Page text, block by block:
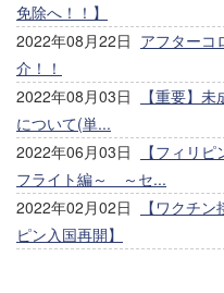
免除へ！！】
2022年08月22日 アフターコ
介！！
2022年08月03日
【重要】
について(単...
2022年06月03日
【フィリ
フライト編～ ～セ...
2022年02月02日
【ワクチ
ピン入国再開】